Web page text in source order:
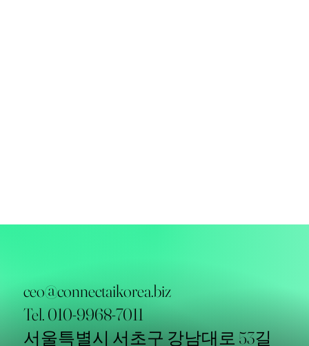
ceo@connectaikorea.biz
Tel. 010-9968-7011
서울특별시 서초구 강남대로 53길